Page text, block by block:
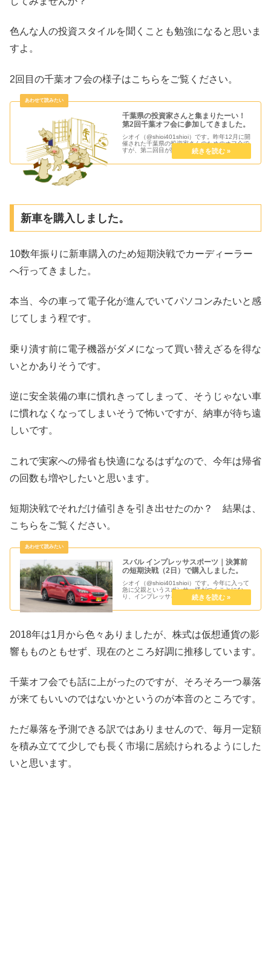
色んな人の投資スタイルを聞くことも勉強になると思いま
すよ。
2回目の千葉オフ会の様子はこちらをご覧ください。
千葉県の投資家さんと集まりたーい！
第2回千葉オフ会に参加してきました。
シオイ（@shioi401shioi）です。昨年12月に開
催された千葉県の投資家さんのためのオフ会で
すが、第二回目が開催されました。今回の開催
地は前回の稲毛から変わって、船橋になりまし
た。また会場は某有名な中華ファミレスでの開
新車を購入しました。
10数年振りに新車購入のため短期決戦でカーディーラー
へ行ってきました。
本当、今の車って電子化が進んでいてパソコンみたいと感
じてしまう程です。
乗り潰す前に電子機器がダメになって買い替えざるを得な
いとかありそうです。
逆に安全装備の車に慣れきってしまって、そうじゃない車
に慣れなくなってしまいそうで怖いですが、納車が待ち遠
しいです。
これで実家への帰省も快適になるはずなので、今年は帰省
の回数も増やしたいと思います。
短期決戦でそれだけ値引きを引き出せたのか？ 結果は、
こちらをご覧ください。
スバル インプレッサスポーツ｜決算前
の短期決戦（2日）で購入しました。
シオイ（@shioi401shioi）です。今年に入って
急に父親というスポンサー様がつくことにな
り、インプレッサを購入すると記事に書いてい
ました。子供が風邪を引いてしまったり、自分
が体調不良だったりしてカーディーラーへ行け
2018年は1月から色々ありましたが、株式は仮想通貨の影
響もものともせず、現在のところ好調に推移しています。
千葉オフ会でも話に上がったのですが、そろそろ一つ暴落
が来てもいいのではないかというのが本音のところです。
ただ暴落を予測できる訳ではありませんので、毎月一定額
を積み立てて少しでも長く市場に居続けられるようにした
いと思います。